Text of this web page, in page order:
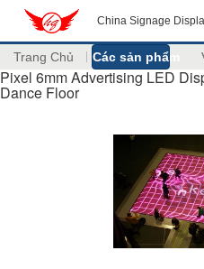
China Signage
Trang Chủ Các sản phẩm
Pixel 6mm Advertising LED
Dance Floor